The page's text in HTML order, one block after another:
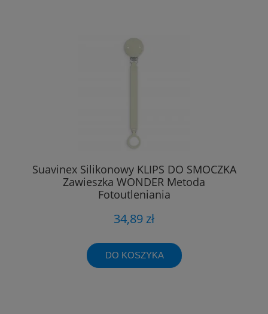
Suavinex Silikonowy KLIPS DO SMOCZKA
Zawieszka WONDER Metoda
Fotoutleniania
34,89 zł
DO KOSZYKA